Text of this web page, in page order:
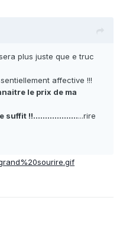
plus juste que e truc
affective !!!
le prix de ma
suffit !!......................rire